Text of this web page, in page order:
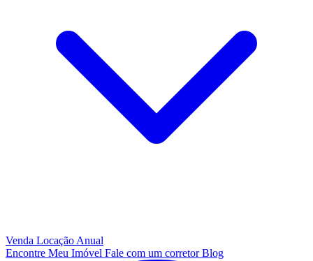
Venda Locação Anual
Encontre Meu Imóvel Fale com um corretorBlog